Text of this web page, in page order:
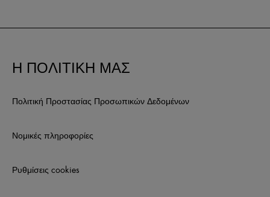
Η ΠΟΛΙΤΙΚΗ ΜΑΣ
Πολιτική Προστασίας Προσωπικών Δεδομένων
Νομικές πληροφορίες
Ρυθμίσεις cookies